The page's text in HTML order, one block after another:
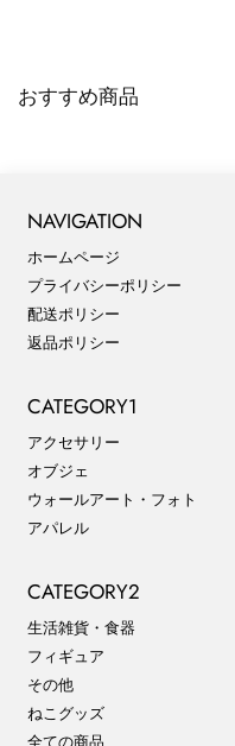
おすすめ商品
NAVIGATION
ホームページ
プライバシーポリシー
配送ポリシー
返品ポリシー
CATEGORY1
アクセサリー
オブジェ
ウォールアート・フォト
アパレル
CATEGORY2
生活雑貨・食器
フィギュア
その他
ねこグッズ
全ての商品